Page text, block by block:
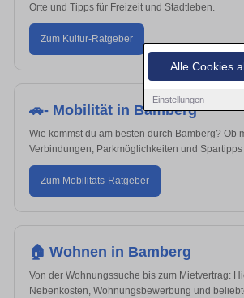
Alle Cookies
Einstellungen
Orte und Tipps für Freizeit und Stadtleben.
Zum Kultur-Ratgeber
🚗- Mobilität in Bamberg
Wie kommst du am besten durch Bamberg? Ob
Verbindungen, Parkmöglichkeiten und
Zum Mobilitäts-Ratgeber
🏠 Wohnen in Bamberg
Von der Wohnungssuche bis zum Mietvertrag:
Nebenkosten, Wohnungsbewerbung und